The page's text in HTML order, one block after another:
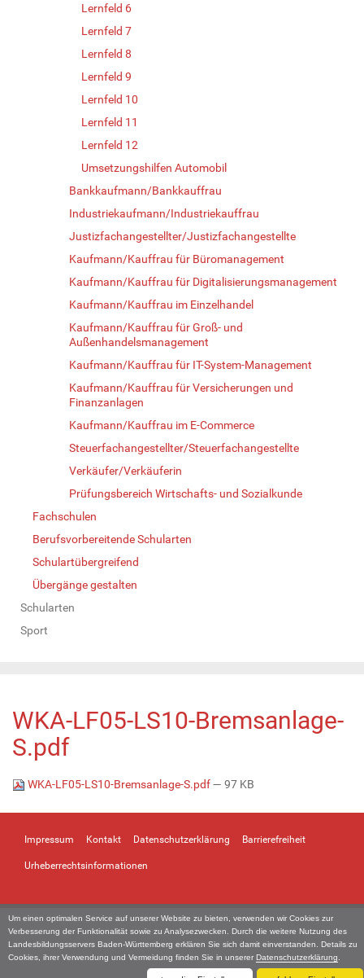
Um einen optimalen Service auf unserer Website zu bieten, verwenden wir Cookies zur
Verbesserung der Funktionalität sowie zu Analysezwecken. Durch die weitere Nutzung des
Landesbildungsservers Baden-Württemberg erklären Sie sich damit einverstanden. Details zu
Cookies, ihrer Verwendung und Vermeidung finden Sie in unserer Datenschutzerklärung
Lernfeld 6
Lernfeld 7
Lernfeld 8
Lernfeld 9
Lernfeld 10
Lernfeld 11
Lernfeld 12
Umsetzungshilfen Automobil
Bankkaufmann/Bankkauffrau
Industriekaufmann/Industriekauffrau
Justizfachangestellter/Justizfachangestellte
Kaufmann/Kauffrau für Büromanagement
Kaufmann/Kauffrau für Digitalisierungsmanagement
Kaufmann/Kauffrau im Einzelhandel
Kaufmann/Kauffrau für Groß- und
Außenhandelsmanagement
Kaufmann/Kauffrau für IT-System-Management
Kaufmann/Kauffrau für Versicherungen und
Finanzanlagen
Kaufmann/Kauffrau im E-Commerce
Steuerfachangestellter/Steuerfachangestellte
Verkäufer/Verkäuferin
Prüfungsbereich Wirtschafts- und Sozialkunde
Fachschulen
Berufsvorbereitende Schularten
Schulartübergreifend
Übergänge gestalten
Schularten
Sport
WKA-LF05-LS10-Bremsanlage-
S.pdf
WKA-LF05-LS10-Bremsanlage-S.pdf— 97 KB
Impressum Kontakt Datenschutzerklärung Barrierefreiheit
Urheberrechtsinformationen